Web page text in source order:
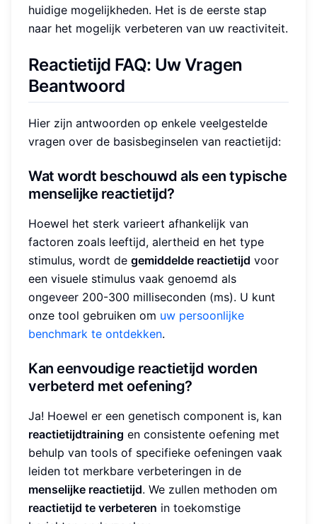
huidige mogelijkheden. Het is de eerste stap
naar het mogelijk verbeteren van uw reactiviteit.
Reactietijd FAQ: Uw Vragen
Beantwoord
Hier zijn antwoorden op enkele veelgestelde
vragen over de basisbeginselen van reactietijd:
Wat wordt beschouwd als een typische
menselijke reactietijd?
Hoewel het sterk varieert afhankelijk van
factoren zoals leeftijd, alertheid en het type
stimulus, wordt de gemiddelde reactietijd voor
een visuele stimulus vaak genoemd als
ongeveer 200-300 milliseconden (ms). U kunt
onze tool gebruiken om uw persoonlijke
benchmark te ontdekken.
Kan eenvoudige reactietijd worden
verbeterd met oefening?
Ja! Hoewel er een genetisch component is, kan
reactietijdtraining en consistente oefening met
behulp van tools of specifieke oefeningen vaak
leiden tot merkbare verbeteringen in de
menselijke reactietijd. We zullen methoden om
reactietijd te verbeteren in toekomstige